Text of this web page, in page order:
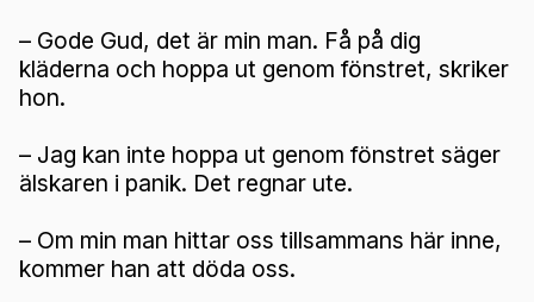
– Gode Gud, det är min man. Få på dig
kläderna och hoppa ut genom fönstret, skriker
hon.
– Jag kan inte hoppa ut genom fönstret säger
älskaren i panik. Det regnar ute.
– Om min man hittar oss tillsammans här inne,
kommer han att döda oss.